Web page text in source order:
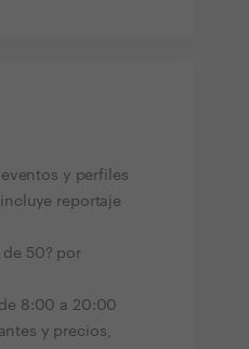
y perfiles
reportaje
50? por
8:00 a 20:00
y precios,